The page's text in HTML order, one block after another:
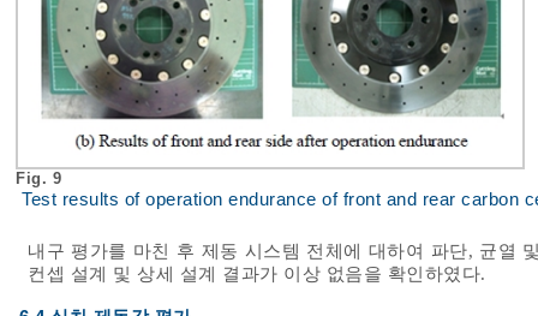
Fig. 9
Test results of operation endurance of front and rear carbon
내구 평가를 마친 후 제동 시스템 전체에 대하여 파단, 균열
컨셉 설계 및 상세 설계 결과가 이상 없음을 확인하였다.